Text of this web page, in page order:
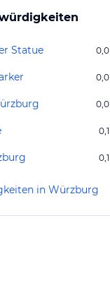
Statue 0,0
0,0
0,0
0,1
0,1
in Würzburg